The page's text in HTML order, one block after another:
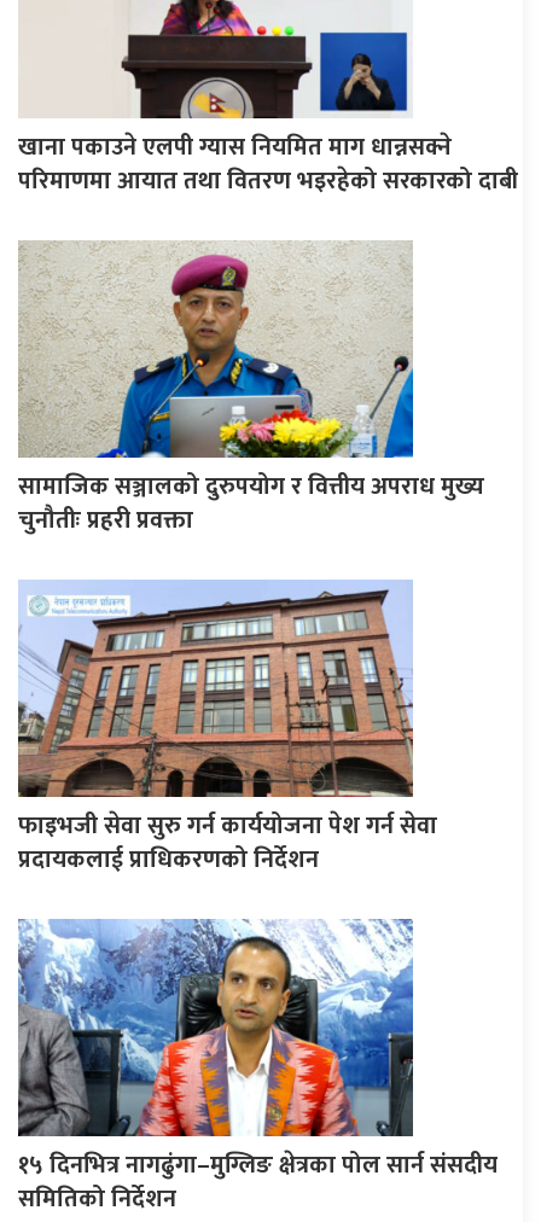
खाना पकाउने एलपी ग्यास नियमित माग धान्नसक्ने
परिमाणमा आयात तथा वितरण भइरहेको सरकारको दाबी
सामाजिक सञ्जालको दुरुपयोग र वित्तीय अपराध मुख्य
चुनौतीः प्रहरी प्रवक्ता
फाइभजी सेवा सुरु गर्न कार्ययोजना पेश गर्न सेवा
प्रदायकलाई प्राधिकरणको निर्देशन
१५ दिनभित्र नागढुंगा–मुग्लिङ क्षेत्रका पोल सार्न संसदीय
समितिको निर्देशन